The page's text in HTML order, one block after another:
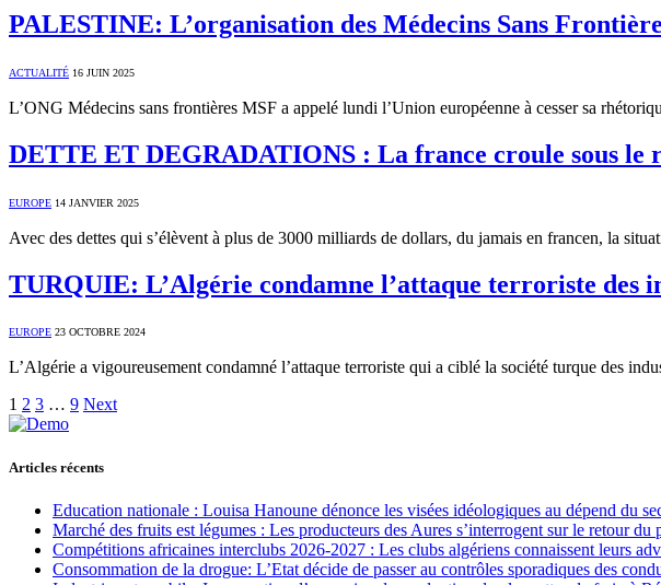
PALESTINE: L’organisation des Médecins Sans
ACTUALITÉ 16 JUIN 2025
L’ONG Médecins sans frontières MSF a appelé lundi l’Union européenne à cesser sa
DETTE ET DEGRADATIONS : La france croule sous le
EUROPE 14 JANVIER 2025
Avec des dettes qui s’élèvent à plus de 3000 milliards de dollars, du jamais en francen, la
TURQUIE: L’Algérie condamne l’attaque terroriste des
EUROPE 23 OCTOBRE 2024
L’Algérie a vigoureusement condamné l’attaque terroriste qui a ciblé la société turque des
1 2 3 … 9 Next
Articles récents
Education nationale : Louisa Hanoune dénonce les visées idéologiques au dépend du
Marché des fruits est légumes : Les producteurs des Aures s’interrogent sur le retour
Compétitions africaines interclubs 2026-2027 : Les clubs algériens connaissent leurs
Consommation de la drogue: L’Etat décide de passer au contrôles sporadiques des